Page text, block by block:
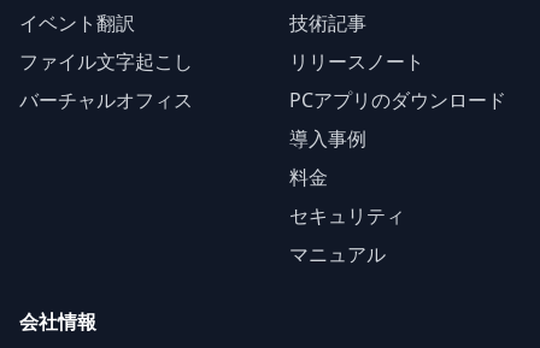
イベント翻訳
ファイル文字起こし
バーチャルオフィス
技術記事
リリースノート
PCアプリのダウンロード
導入事例
料金
セキュリティ
マニュアル
会社情報